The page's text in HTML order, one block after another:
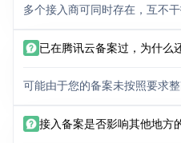
多个接入商可同时存在，互不
已在腾讯云备案过，为什么
可能由于您的备案未按照要求
接入备案是否影响其他地方